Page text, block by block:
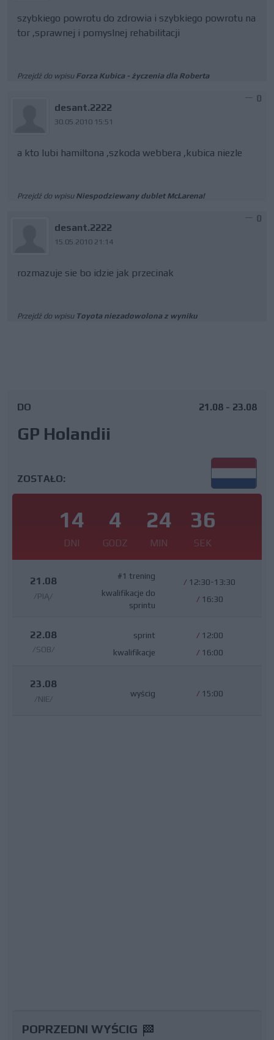
szybkiego powrotu do zdrowia i szybkiego powrotu na
tor ,sprawnej i pomyslnej rehabilitacji
Przejdź do wpisu Forza Kubica - życzenia dla Roberta
desant.2222
30.05.2010 15:51
0
a kto lubi hamiltona ,szkoda webbera ,kubica niezle
Przejdź do wpisu Niespodziewany dublet McLarena!
desant.2222
15.05.2010 21:14
0
rozmazuje sie bo idzie jak przecinak
Przejdź do wpisu Toyota niezadowolona z wyniku
DO
GP Holandii
21.08 - 23.08
ZOSTAŁO:
14
DNI
4
GODZ
24
MIN
36
SEK
21.08
/PIĄ/
#1 trening
kwalifikacje do
sprintu
/ 12:30-13:30
/ 16:30
22.08
/SOB/
sprint
kwalifikacje
/ 12:00
/ 16:00
23.08
/NIE/
wyścig / 15:00
POPRZEDNI WYŚCIG